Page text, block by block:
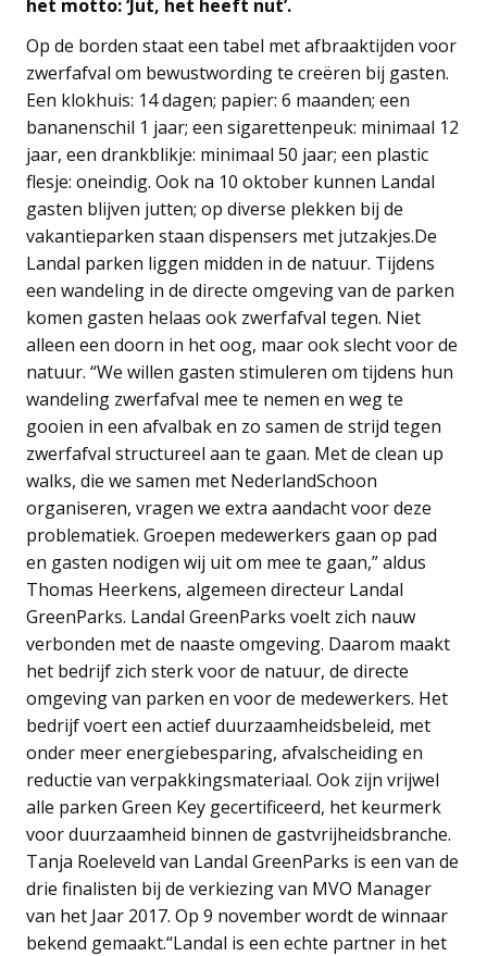
het motto: ‘Jut, het heeft nut’.
Op de borden staat een tabel met afbraaktijden voor
zwerfafval om bewustwording te creëren bij gasten.
Een klokhuis: 14 dagen; papier: 6 maanden; een
bananenschil 1 jaar; een sigarettenpeuk: minimaal 12
jaar, een drankblikje: minimaal 50 jaar; een plastic
flesje: oneindig. Ook na 10 oktober kunnen Landal
gasten blijven jutten; op diverse plekken bij de
vakantieparken staan dispensers met jutzakjes.De
Landal parken liggen midden in de natuur. Tijdens
een wandeling in de directe omgeving van de parken
komen gasten helaas ook zwerfafval tegen. Niet
alleen een doorn in het oog, maar ook slecht voor de
natuur. “We willen gasten stimuleren om tijdens hun
wandeling zwerfafval mee te nemen en weg te
gooien in een afvalbak en zo samen de strijd tegen
zwerfafval structureel aan te gaan. Met de clean up
walks, die we samen met NederlandSchoon
organiseren, vragen we extra aandacht voor deze
problematiek. Groepen medewerkers gaan op pad
en gasten nodigen wij uit om mee te gaan,” aldus
Thomas Heerkens, algemeen directeur Landal
GreenParks. Landal GreenParks voelt zich nauw
verbonden met de naaste omgeving. Daarom maakt
het bedrijf zich sterk voor de natuur, de directe
omgeving van parken en voor de medewerkers. Het
bedrijf voert een actief duurzaamheidsbeleid, met
onder meer energiebesparing, afvalscheiding en
reductie van verpakkingsmateriaal. Ook zijn vrijwel
alle parken Green Key gecertificeerd, het keurmerk
voor duurzaamheid binnen de gastvrijheidsbranche.
Tanja Roeleveld van Landal GreenParks is een van de
drie finalisten bij de verkiezing van MVO Manager
van het Jaar 2017. Op 9 november wordt de winnaar
bekend gemaakt.“Landal is een echte partner in het